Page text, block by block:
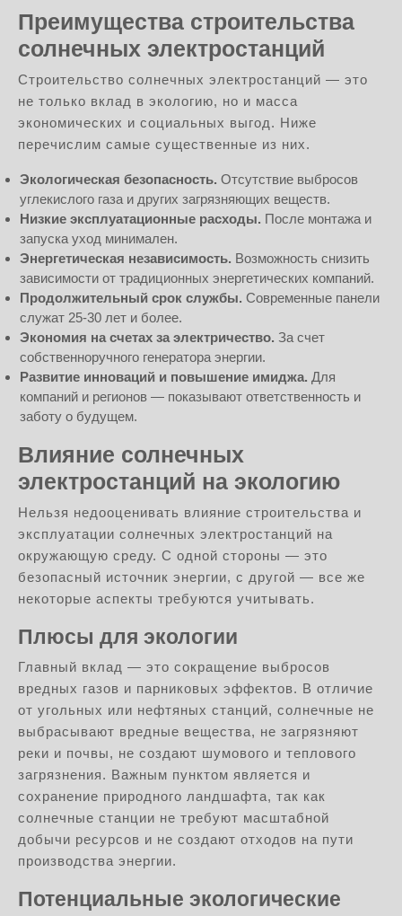
Преимущества строительства
солнечных электростанций
Строительство солнечных электростанций — это
не только вклад в экологию, но и масса
экономических и социальных выгод. Ниже
перечислим самые существенные из них.
Экологическая безопасность. Отсутствие выбросов
углекислого газа и других загрязняющих веществ.
Низкие эксплуатационные расходы. После монтажа и
запуска уход минимален.
Энергетическая независимость. Возможность снизить
зависимости от традиционных энергетических компаний.
Продолжительный срок службы. Современные панели
служат 25-30 лет и более.
Экономия на счетах за электричество. За счет
собственноручного генератора энергии.
Развитие инноваций и повышение имиджа. Для
компаний и регионов — показывают ответственность и
заботу о будущем.
Влияние солнечных
электростанций на экологию
Нельзя недооценивать влияние строительства и
эксплуатации солнечных электростанций на
окружающую среду. С одной стороны — это
безопасный источник энергии, с другой — все же
некоторые аспекты требуются учитывать.
Плюсы для экологии
Главный вклад — это сокращение выбросов
вредных газов и парниковых эффектов. В отличие
от угольных или нефтяных станций, солнечные не
выбрасывают вредные вещества, не загрязняют
реки и почвы, не создают шумового и теплового
загрязнения. Важным пунктом является и
сохранение природного ландшафта, так как
солнечные станции не требуют масштабной
добычи ресурсов и не создают отходов на пути
производства энергии.
Потенциальные экологические